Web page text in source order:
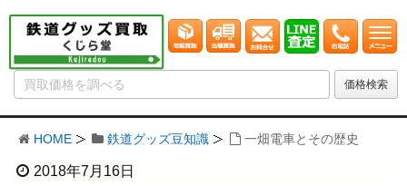
HOME 鉄道グッズ豆知識 一畑電車とその歴史
2018年7月16日